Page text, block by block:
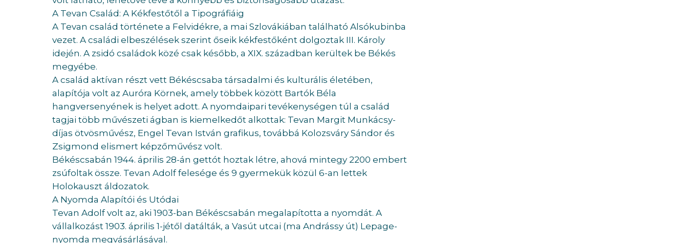
A Tevan Család: A Kékfestőtől a Tipográfiáig
A Tevan család története a Felvidékre, a mai Szlovákiában található Alsókubinba
vezet. A családi elbeszélések szerint őseik kékfestőként dolgoztak III. Károly
idején. A zsidó családok közé csak később, a XIX. században kerültek be Békés
megyébe.
A család aktívan részt vett Békéscsaba társadalmi és kulturális életében,
alapítója volt az Auróra Körnek, amely többek között Bartók Béla
hangversenyének is helyet adott. A nyomdaipari tevékenységen túl a család
tagjai több művészeti ágban is kiemelkedőt alkottak: Tevan Margit Munkácsy-
díjas ötvösművész, Engel Tevan István grafikus, továbbá Kolozsváry Sándor és
Zsigmond elismert képzőművész volt.
Békéscsabán 1944. április 28-án gettót hoztak létre, ahová mintegy 2200 embert
zsúfoltak össze. Tevan Adolf felesége és 9 gyermekük közül 6-an lettek
Holokauszt áldozatok.
A Nyomda Alapítói és Utódai
Tevan Adolf volt az, aki 1903-ban Békéscsabán megalapította a nyomdát. A
vállalkozást 1903. április 1-jétől datálták, a Vasút utcai (ma Andrássy út) Lepage-
nyomda megvásárlásával.